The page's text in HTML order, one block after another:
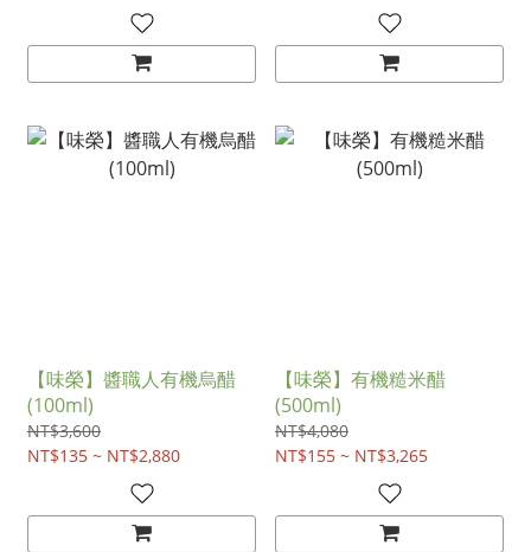
【味榮】醬職人有機烏醋
(100ml)
NT$3,600
NT$135 ~ NT$2,880
【味榮】有機糙米醋
(500ml)
NT$4,080
NT$155 ~ NT$3,265